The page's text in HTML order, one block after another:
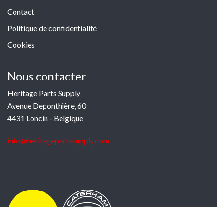
Contact
Politique de confidentialité
Cookies
Nous contacter
Heritage Parts Supply
Avenue Deponthière, 60
4431 Loncin - Belgique
info@heritagepartssupply.com